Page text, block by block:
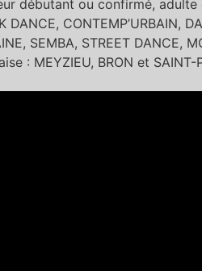
débutant ou confirmé, adulte
DANCE, CONTEMP’URBAIN,
SEMBA, STREET DANCE,
: MEYZIEU, BRON et SAINT-